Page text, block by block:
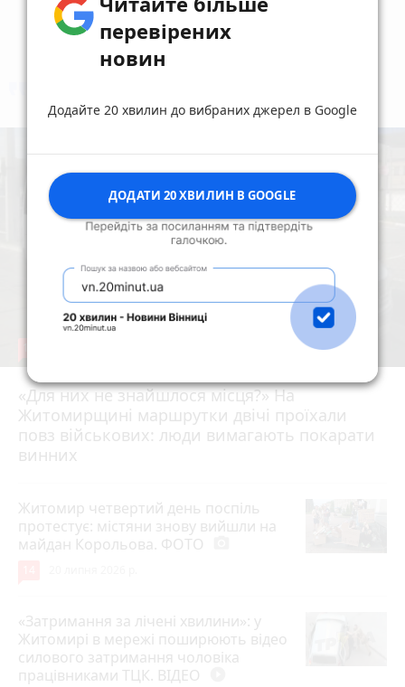
«Для них не знайшлося місця?» На
Житомирщині маршрутки двічі проїхали
повз військових: люди вимагають покарати
винних
17 липня 2026 р.
Житомир четвертий день поспіль
протестує: містяни знову вийшли на
майдан Корольова. ФОТО
«Затримання за лічені хвилини»: у
Житомирі в мережі поширюють відео
силового затримання чоловіка
працівниками ТЦК. ВІДЕО
перевірених
новин
Додайте 20 хвилин до вибраних джерел в Google
ДОДАТИ 20 ХВИЛИН В GOOGLE